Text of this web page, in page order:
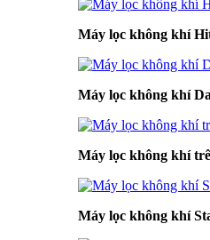
Máy lọc không khí
Máy lọc không khí
Máy lọc không khí
Máy lọc không khí